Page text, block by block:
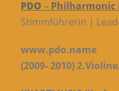
PDO – Philharmonic
Stimmführerin |
www.pdo.name
(2009-2010)